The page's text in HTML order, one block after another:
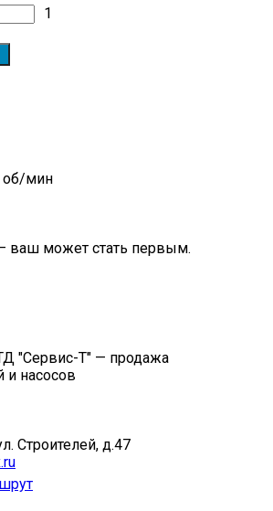
1
об/мин
ваш может стать первым.
"Сервис-Т" — продажа
и насосов
Строителей, д.47